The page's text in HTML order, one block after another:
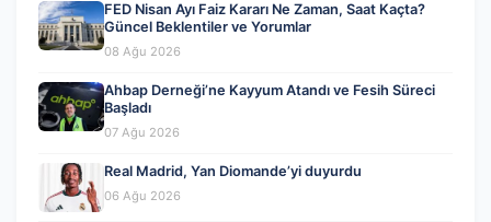
FED Nisan Ayı Faiz Kararı Ne Zaman, Saat Kaçta?
Güncel Beklentiler ve Yorumlar
08 Ağu 2026
Ahbap Derneği’ne Kayyum Atandı ve Fesih Süreci
Başladı
07 Ağu 2026
Real Madrid, Yan Diomande’yi duyurdu
06 Ağu 2026